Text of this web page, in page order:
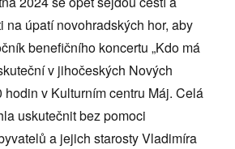
na úpatí novohradských hor, aby
benefičního koncertu „Kdo má
v jihočeských Nových
hodin v Kulturním centru Máj. Celá
uskutečnit bez pomoci
a jejich starosty Vladimíra